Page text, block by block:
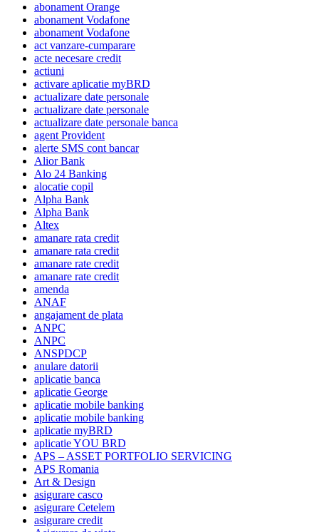
abonament Orange
abonament Vodafone
abonament Vodafone
act vanzare-cumparare
acte necesare credit
actiuni
activare aplicatie myBRD
actualizare date personale
actualizare date personale
actualizare date personale banca
agent Provident
alerte SMS cont bancar
Alior Bank
Alo 24 Banking
alocatie copil
Alpha Bank
Alpha Bank
Altex
amanare rata credit
amanare rata credit
amanare rate credit
amanare rate credit
amenda
ANAF
angajament de plata
ANPC
ANPC
ANSPDCP
anulare datorii
aplicatie banca
aplicatie George
aplicatie mobile banking
aplicatie mobile banking
aplicatie myBRD
aplicatie YOU BRD
APS – ASSET PORTFOLIO SERVICING
APS Romania
Art & Design
asigurare casco
asigurare Cetelem
asigurare credit